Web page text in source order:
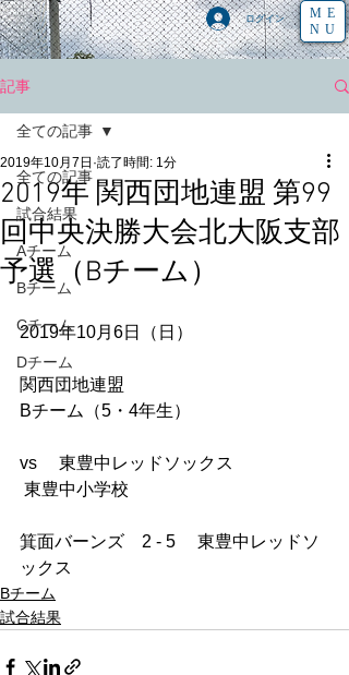
ログイン
ME
NU
記事
全ての記事
試合結果
Aチーム
Bチーム
Cチーム
Dチーム
全ての記事
2019年 関西団地連盟 第99
回中央決勝大会北大阪支部
予選（Bチーム）
2019年10月7日 読了時間: 1分
2019年10月6日（日）
関西団地連盟
Bチーム（5・4年生）
vs　 東豊中レッドソックス
東豊中小学校
箕面バーンズ　2 - 5　 東豊中レッドソ
ックス
Bチーム
試合結果